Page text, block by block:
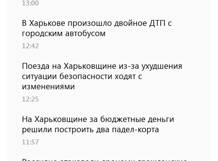
13:00
В Харькове произошло двойное ДТП с
городским автобусом
12:42
Поезда на Харьковщине из-за ухудшения
ситуации безопасности ходят с
изменениями
12:25
На Харьковщине за бюджетные деньги
решили построить два падел-корта
11:57